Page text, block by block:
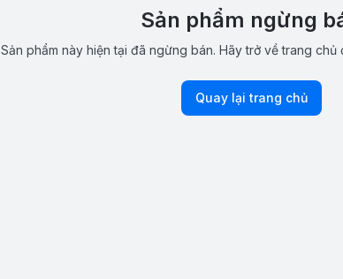
Sản phẩm ngừng
Sản phẩm này hiện tại đã ngừng bán. Hãy trở về trang chủ
Quay lại trang chủ